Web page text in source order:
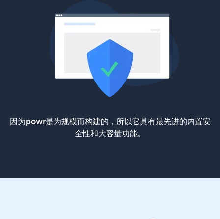
因为powr是为规模而构建的，所以它具有最先进的内置安
全性和大容量功能。